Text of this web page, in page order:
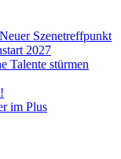
Szenetreffpunkt
2027
Talente stürmen
im Plus